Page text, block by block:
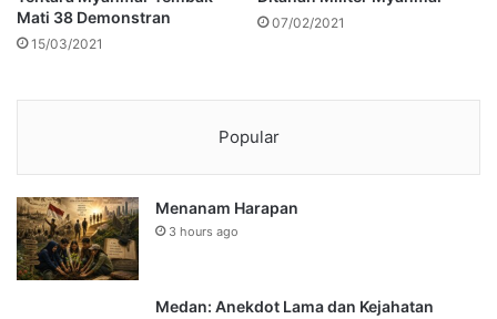
Mati 38 Demonstran
15/03/2021
07/02/2021
Popular
Menanam Harapan
3 hours ago
Medan: Anekdot Lama dan Kejahatan